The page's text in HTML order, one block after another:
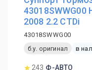
43018SWWG00
2008 2.2 CTDi
43018SWWG00
б.у. оригинал
в
243 Ф-АВТО